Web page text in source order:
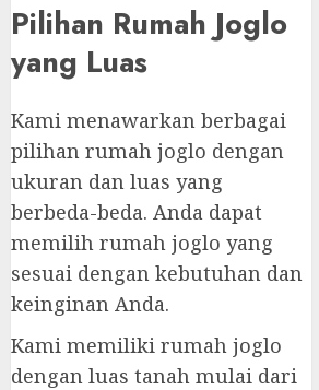
Pilihan Rumah Joglo
yang Luas
Kami menawarkan berbagai
pilihan rumah joglo dengan
ukuran dan luas yang
berbeda-beda. Anda dapat
memilih rumah joglo yang
sesuai dengan kebutuhan dan
keinginan Anda.
Kami memiliki rumah joglo
dengan luas tanah mulai dari